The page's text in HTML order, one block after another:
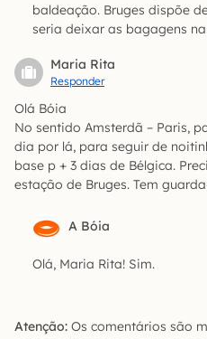
baldeação. Bruges dispõe
seria deixar as bagagens
Maria Rita
Responder
Olá Bóia
No sentido Amsterdã – Paris,
dia por lá, para seguir de
base p + 3 dias de Bélgica.
estação de Bruges. Tem
A Bóia
Olá, Maria Rita! Sim.
Atenção: Os comentários são